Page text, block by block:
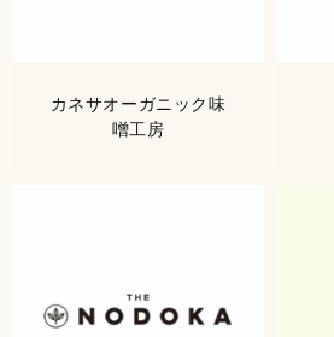
カネサオーガニック味
噌工房